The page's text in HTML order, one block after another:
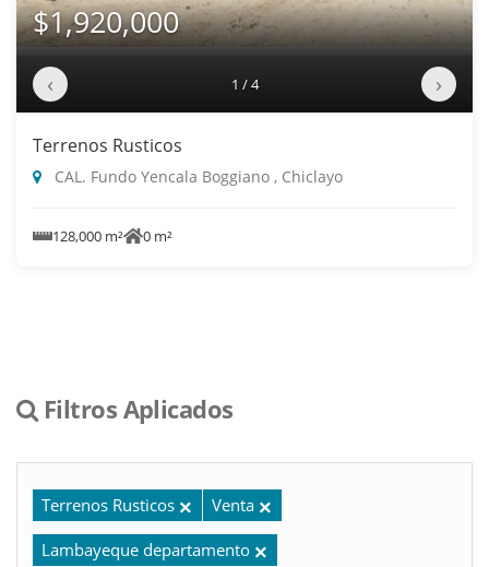
$1,920,000
‹ 1 / 4 ›
Terrenos Rusticos
CAL. Fundo Yencala Boggiano , Chiclayo
128,000 m² 0 m²
Filtros Aplicados
Terrenos Rusticos Venta
Lambayeque departamento